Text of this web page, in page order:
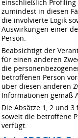
einschließlich Profiling
zumindest in diesen
die involvierte Logik
Auswirkungen einer
Person.
Beabsichtigt der
für einen anderen
die
betroffenen Person
über diesen anderen
Informationen gemäß
Die Absätze 1, 2 und
soweit die betroffene
verfügt.